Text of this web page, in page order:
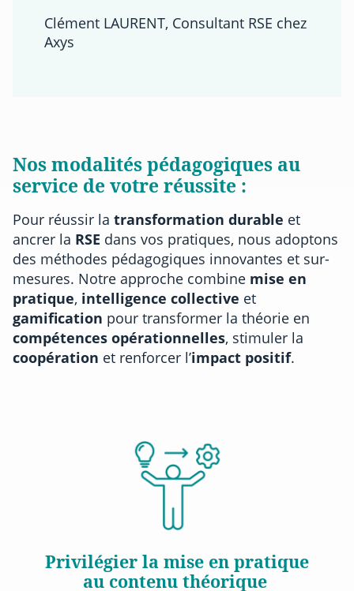
Clément LAURENT, Consultant RSE chez
Axys
Nos modalités pédagogiques au
service de votre réussite :
Pour réussir la transformation durable et
ancrer la RSE dans vos pratiques, nous adoptons
des méthodes pédagogiques innovantes et sur-
mesures. Notre approche combine mise en
pratique, intelligence collective et
gamification pour transformer la théorie en
compétences opérationnelles, stimuler la
coopération et renforcer l’impact positif.
Privilégier la mise en pratique
au contenu théorique